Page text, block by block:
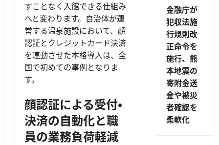
すことなく入館できる仕組み
へと変わります。自治体が運
営する温泉施設において、顔
認証とクレジットカード決済
を連動させた本格導入は、全
国で初めての事例となりま
す。
顔認証による受付・
決済の自動化と職
員の業務負荷軽減
金融庁が
犯収法施
行規則改
正命令を
施行、熊
本地震の
寄附金送
金や被災
者確認を
柔軟化